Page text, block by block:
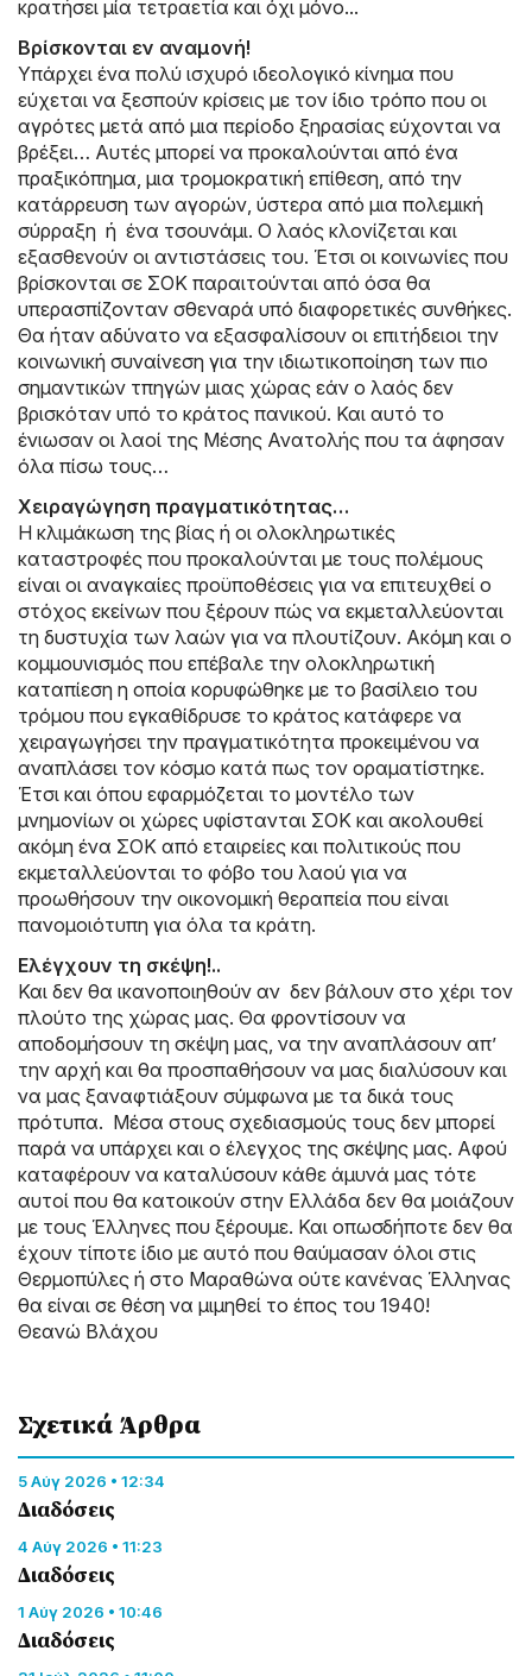
κρατήσει μία τετραετία και όχι μόνο...
Βρίσκονται εν αναμονή!
Υπάρχει ένα πολύ ισχυρό ιδεολογικό κίνημα που
εύχεται να ξεσπούν κρίσεις με τον ίδιο τρόπο που οι
αγρότες μετά από μια περίοδο ξηρασίας εύχονται να
βρέξει… Αυτές μπορεί να προκαλούνται από ένα
πραξικόπημα, μια τρομοκρατική επίθεση, από την
κατάρρευση των αγορών, ύστερα από μια πολεμική
σύρραξη ή ένα τσουνάμι. Ο λαός κλονίζεται και
εξασθενούν οι αντιστάσεις του. Έτσι οι κοινωνίες που
βρίσκονται σε ΣΟΚ παραιτούνται από όσα θα
υπερασπίζονταν σθεναρά υπό διαφορετικές συνθήκες.
Θα ήταν αδύνατο να εξασφαλίσουν οι επιτήδειοι την
κοινωνική συναίνεση για την ιδιωτικοποίηση των πιο
σημαντικών τπηγών μιας χώρας εάν ο λαός δεν
βρισκόταν υπό το κράτος πανικού. Και αυτό το
ένιωσαν οι λαοί της Μέσης Ανατολής που τα άφησαν
όλα πίσω τους…
Xειραγώγηση πραγματικότητας…
Η κλιμάκωση της βίας ή οι ολοκληρωτικές
καταστροφές που προκαλούνται με τους πολέμους
είναι οι αναγκαίες προϋποθέσεις για να επιτευχθεί ο
στόχος εκείνων που ξέρουν πώς να εκμεταλλεύονται
τη δυστυχία των λαών για να πλουτίζουν. Ακόμη και ο
κομμουνισμός που επέβαλε την ολοκληρωτική
καταπίεση η οποία κορυφώθηκε με το βασίλειο του
τρόμου που εγκαθίδρυσε το κράτος κατάφερε να
χειραγωγήσει την πραγματικότητα προκειμένου να
αναπλάσει τον κόσμο κατά πως τον οραματίστηκε.
Έτσι και όπου εφαρμόζεται το μοντέλο των
μνημονίων οι χώρες υφίστανται ΣΟΚ και ακολουθεί
ακόμη ένα ΣΟΚ από εταιρείες και πολιτικούς που
εκμεταλλεύονται το φόβο του λαού για να
προωθήσουν την οικονομική θεραπεία που είναι
πανομοιότυπη για όλα τα κράτη.
Eλέγχουν τη σκέψη!..
Και δεν θα ικανοποιηθούν αν δεν βάλουν στο χέρι τον
πλούτο της χώρας μας. Θα φροντίσουν να
αποδομήσουν τη σκέψη μας, να την αναπλάσουν απ’
την αρχή και θα προσπαθήσουν να μας διαλύσουν και
να μας ξαναφτιάξουν σύμφωνα με τα δικά τους
πρότυπα. Μέσα στους σχεδιασμούς τους δεν μπορεί
παρά να υπάρχει και ο έλεγχος της σκέψης μας. Αφού
καταφέρουν να καταλύσουν κάθε άμυνά μας τότε
αυτοί που θα κατοικούν στην Ελλάδα δεν θα μοιάζουν
με τους Έλληνες που ξέρουμε. Και οπωσδήποτε δεν θα
έχουν τίποτε ίδιο με αυτό που θαύμασαν όλοι στις
Θερμοπύλες ή στο Μαραθώνα ούτε κανένας Έλληνας
θα είναι σε θέση να μιμηθεί το έπος του 1940!
Θεανώ Βλάχου
Σχετικά Άρθρα
5 Αύγ 2026 • 12:34
Διαδόσεις
4 Αύγ 2026 • 11:23
Διαδόσεις
1 Αύγ 2026 • 10:46
Διαδόσεις